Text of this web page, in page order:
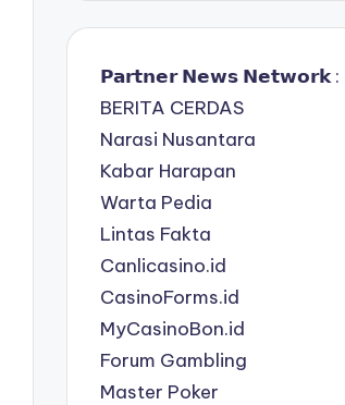
𝗣𝗮𝗿𝘁𝗻𝗲𝗿 𝗡𝗲𝘄𝘀 𝗡𝗲𝘁𝘄𝗼𝗿𝗸 :
BERITA CERDAS
Narasi Nusantara
Kabar Harapan
Warta Pedia
Lintas Fakta
Canlicasino.id
CasinoForms.id
MyCasinoBon.id
Forum Gambling
Master Poker